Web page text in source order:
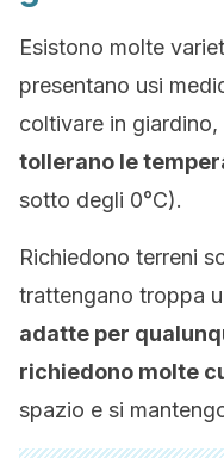
Esistono molte
presentano usi
coltivare in
tollerano le
sotto degli 0°C).
Richiedono terreni
trattengano troppa
adatte per
richiedono molte
spazio e si